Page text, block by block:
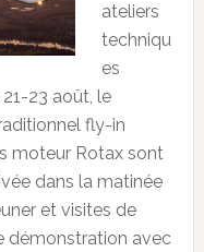
ateliers
techniqu
es
23 août, le
fly-in
moteur Rotax sont
dans la matinée
et visites de
démonstration avec